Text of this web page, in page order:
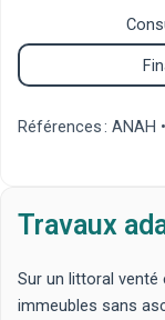
Références : ANAH •
Travaux
Sur un littoral venté
immeubles sans